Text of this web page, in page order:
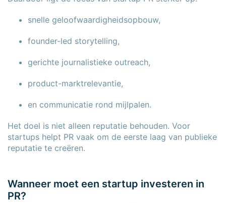
snelle geloofwaardigheidsopbouw,
founder-led storytelling,
gerichte journalistieke outreach,
product-marktrelevantie,
en communicatie rond mijlpalen.
Het doel is niet alleen reputatie behouden. Voor
startups helpt PR vaak om de eerste laag van publieke
reputatie te creëren.
Wanneer moet een startup investeren in
PR?